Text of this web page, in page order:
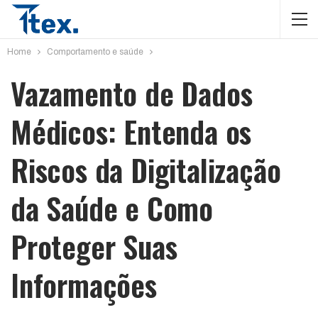
Home Comportamento e saúde
Vazamento de Dados
Médicos: Entenda os
Riscos da Digitalização
da Saúde e Como
Proteger Suas
Informações